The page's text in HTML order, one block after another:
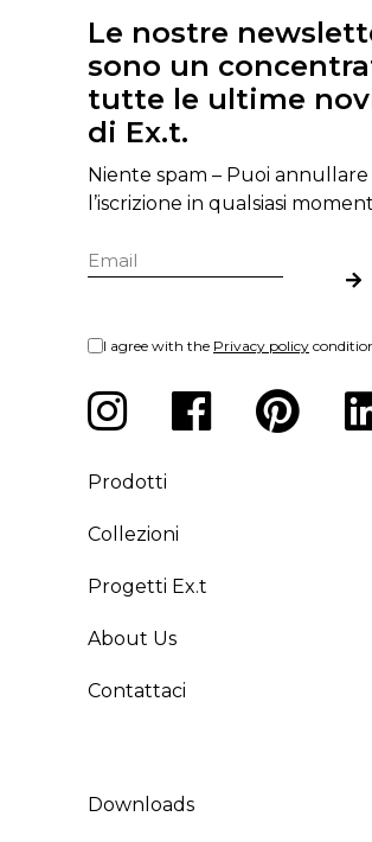
Le nostre
sono un
tutte le ultime
di Ex.t.
Niente spam – Puoi annullare
l’iscrizione in qualsiasi
I agree with the Privacy policy
Prodotti
Collezioni
Progetti Ex.t
About Us
Contattaci
Downloads